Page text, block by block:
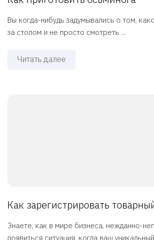
Вы когда-нибудь задумывались о том,
за столом и не просто смотреть ...
Читать далее
Как зарегистрировать
Знаете, как в мире бизнеса, нежданно-
появиться ситуация, когда ваш